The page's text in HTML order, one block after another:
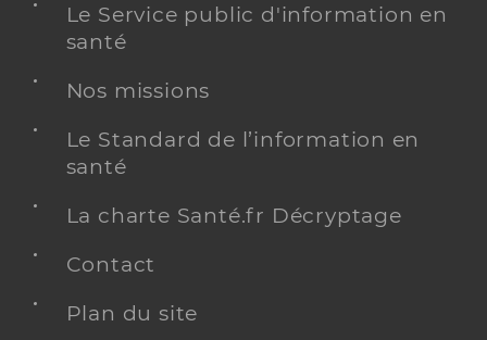
Le Service public d'information en
santé
Nos missions
Le Standard de l’information en
santé
La charte Santé.fr Décryptage
Contact
Plan du site